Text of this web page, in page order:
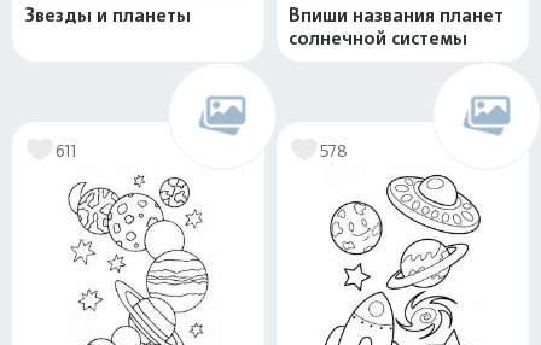
Звезды и планеты
Впиши названия планет
солнечной системы
611 578